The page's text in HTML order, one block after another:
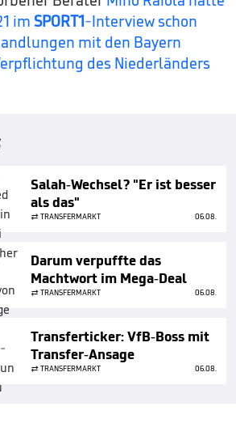
im SPORT1-Interview schon
mit den Bayern
des Niederländers
Salah-Wechsel? "Er ist besser
als das"
TRANSFERMARKT 06.08.
Darum verpuffte das
Machtwort im Mega-Deal
TRANSFERMARKT 06.08.
Transferticker: VfB-Boss mit
Transfer-Ansage
TRANSFERMARKT 06.08.